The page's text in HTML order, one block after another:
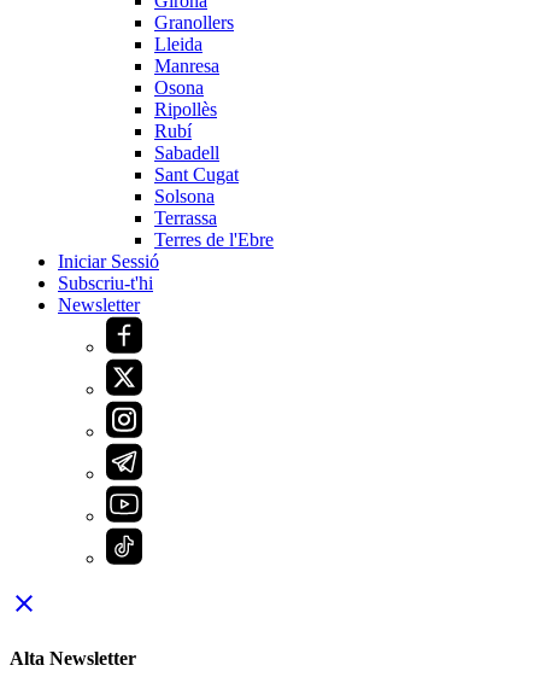
Granollers
Lleida
Manresa
Osona
Ripollès
Rubí
Sabadell
Sant Cugat
Solsona
Terrassa
Terres de l'Ebre
Iniciar Sessió
Subscriu-t'hi
Newsletter
close
Alta Newsletter